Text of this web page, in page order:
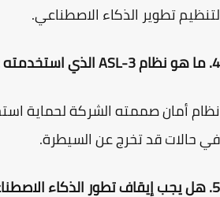
تطوير الذكاء الاصطناعي.
أمان صممته الشركة لحماية
قد تخرج عن السيطرة.